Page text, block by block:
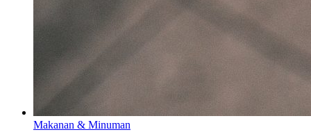
Makanan & Minuman